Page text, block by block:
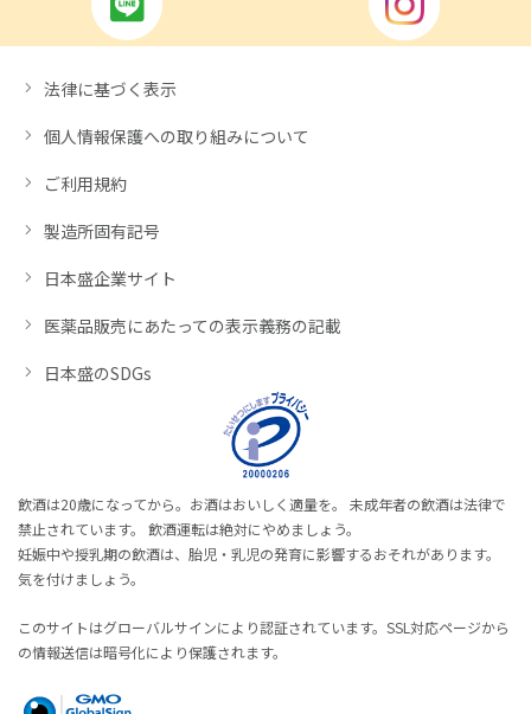
法律に基づく表示
個人情報保護への取り組みについて
ご利用規約
製造所固有記号
日本盛企業サイト
医薬品販売にあたっての表示義務の記載
日本盛のSDGs
飲酒は20歳になってから。お酒はおいしく適量を。 未成年者の飲酒は法律で
禁止されています。 飲酒運転は絶対にやめましょう。
妊娠中や授乳期の飲酒は、胎児・乳児の発育に影響するおそれがあります。
気を付けましょう。
このサイトはグローバルサインにより認証されています。SSL対応ページから
の情報送信は暗号化により保護されます。